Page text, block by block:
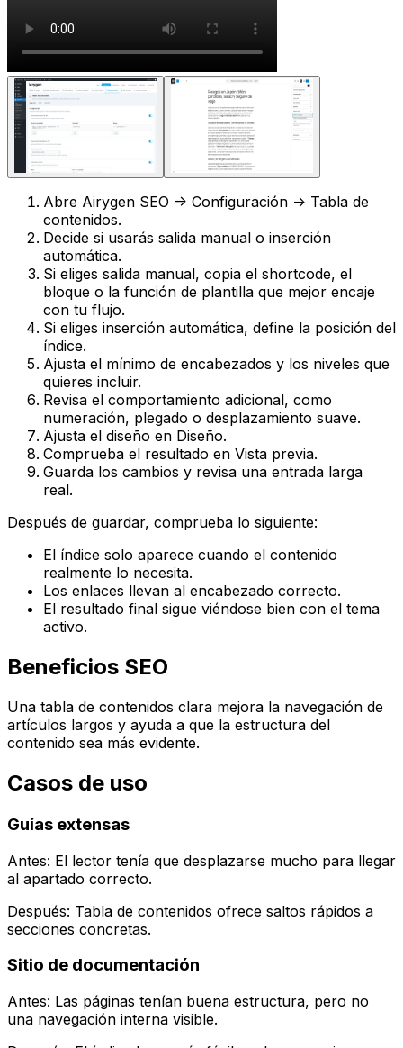
Abre Airygen SEO -> Configuración -> Tabla de
contenidos.
Decide si usarás salida manual o inserción
automática.
Si eliges salida manual, copia el shortcode, el
bloque o la función de plantilla que mejor encaje
con tu flujo.
Si eliges inserción automática, define la posición del
índice.
Ajusta el mínimo de encabezados y los niveles que
quieres incluir.
Revisa el comportamiento adicional, como
numeración, plegado o desplazamiento suave.
Ajusta el diseño en Diseño.
Comprueba el resultado en Vista previa.
Guarda los cambios y revisa una entrada larga
real.
Después de guardar, comprueba lo siguiente:
El índice solo aparece cuando el contenido
realmente lo necesita.
Los enlaces llevan al encabezado correcto.
El resultado final sigue viéndose bien con el tema
activo.
Beneficios SEO
Una tabla de contenidos clara mejora la navegación de
artículos largos y ayuda a que la estructura del
contenido sea más evidente.
Casos de uso
Guías extensas
Antes: El lector tenía que desplazarse mucho para llegar
al apartado correcto.
Después: Tabla de contenidos ofrece saltos rápidos a
secciones concretas.
Sitio de documentación
Antes: Las páginas tenían buena estructura, pero no
una navegación interna visible.